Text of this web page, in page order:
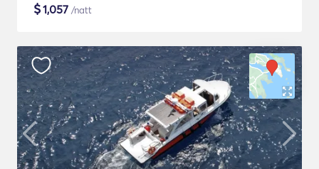
$1,057 /natt